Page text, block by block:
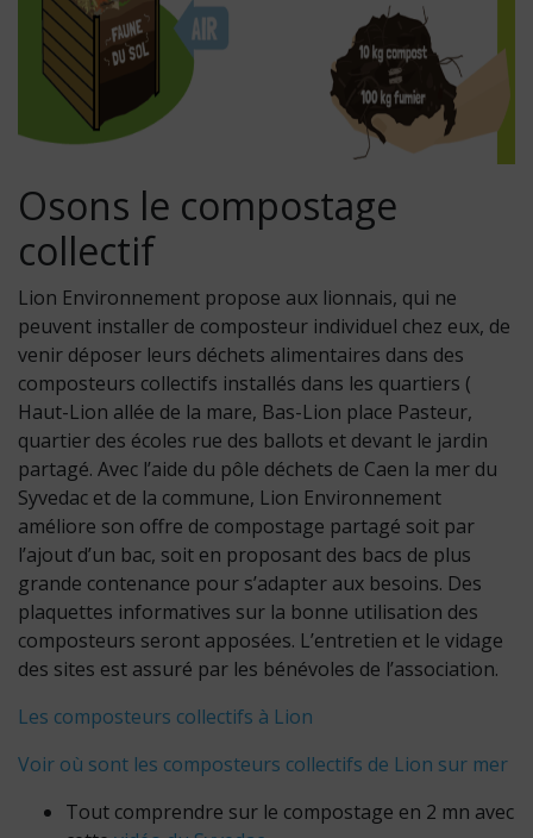
Osons le compostage
collectif
Lion Environnement propose aux lionnais, qui ne
peuvent installer de composteur individuel chez eux, de
venir déposer leurs déchets alimentaires dans des
composteurs collectifs installés dans les quartiers (
Haut-Lion allée de la mare, Bas-Lion place Pasteur,
quartier des écoles rue des ballots et devant le jardin
partagé. Avec l’aide du pôle déchets de Caen la mer du
Syvedac et de la commune, Lion Environnement
améliore son offre de compostage partagé soit par
l’ajout d’un bac, soit en proposant des bacs de plus
grande contenance pour s’adapter aux besoins. Des
plaquettes informatives sur la bonne utilisation des
composteurs seront apposées. L’entretien et le vidage
des sites est assuré par les bénévoles de l’association.
Les composteurs collectifs à Lion
Voir où sont les composteurs collectifs de Lion sur mer
Tout comprendre sur le compostage en 2 mn avec